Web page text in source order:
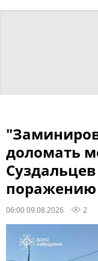
доломать
поражению
06:00 09.08.2026 2